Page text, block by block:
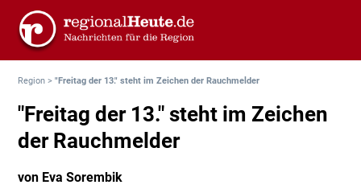
Region >"Freitag der 13." steht im Zeichen der Rauchmelder
"Freitag der 13." steht im Zeichen
der Rauchmelder
von Eva Sorembik